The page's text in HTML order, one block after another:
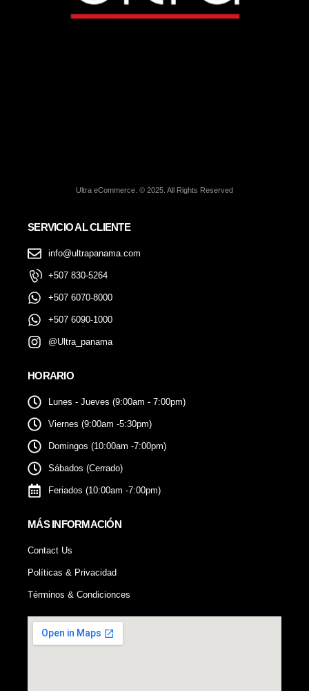
Ultra eCommerce. © 2025. All Rights Reserved
SERVICIO AL CLIENTE
info@ultrapanama.com
+507 830-5264
+507 6070-8000
+507 6090-1000
@Ultra_panama
HORARIO
Lunes - Jueves (9:00am - 7:00pm)
Viernes (9:00am -5:30pm)
Domingos (10:00am -7:00pm)
Sábados (Cerrado)
Feriados (10:00am -7:00pm)
MÁS INFORMACIÓN
Contact Us
Políticas & Privacidad
Términos & Condicionces